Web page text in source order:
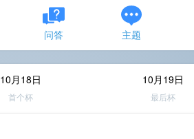
问答 主题
10月18日
首个杯
10月19日
最后杯